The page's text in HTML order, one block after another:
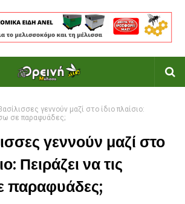
γεννούν μαζί στο ίδιο πλαίσιο:
σε παραφυάδες;
γεννούν μαζί στο
Πειράζει να τις
παραφυάδες;